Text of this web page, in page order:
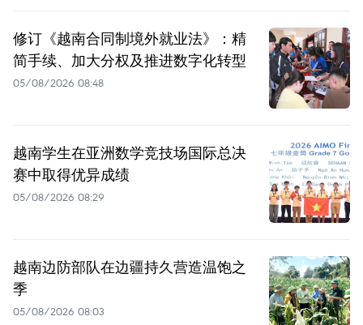
修订《越南合同制境外就业法》：精
简手续、加大分权及推进数字化转型
05/08/2026 08:48
越南学生在亚洲数学竞技场国际总决
赛中取得优异成绩
05/08/2026 08:29
越南边防部队在边疆持久营造温饱之
季
05/08/2026 08:03